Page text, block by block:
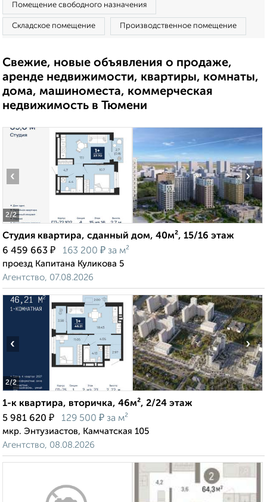
Помещение свободного назначения
Складское помещение Производственное помещение
Свежие, новые объявления о продаже,
аренде недвижимости, квартиры, комнаты,
дома, машиноместа, коммерческая
недвижимость в Тюмени
2/2
‹ ›
Студия квартира, сданный дом, 40м², 15/16 этаж
6 459 663 ₽ 163 200 ₽ за м²
проезд Капитана Куликова 5
Агентство, 07.08.2026
2/2
‹ ›
1-к квартира, вторичка, 46м², 2/24 этаж
5 981 620 ₽ 129 500 ₽ за м²
мкр. Энтузиастов, Камчатская 105
Агентство, 08.08.2026